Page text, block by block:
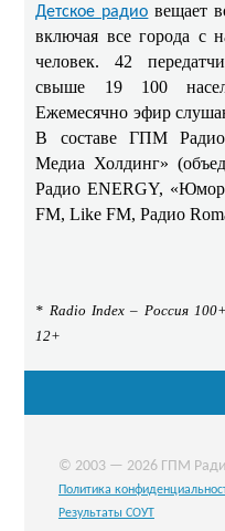
Детское радио вещает
включая все города с
человек. 42
свыше 19 100
Ежемесячно эфир
В составе ГПМ Радио
Медиа Холдинг»
Радио ENERGY,
FM, Like FM, Радио
* Radio Index – Россия
12+
© 2003 — 2026 ГПМ
Политика
Результаты СОУТ